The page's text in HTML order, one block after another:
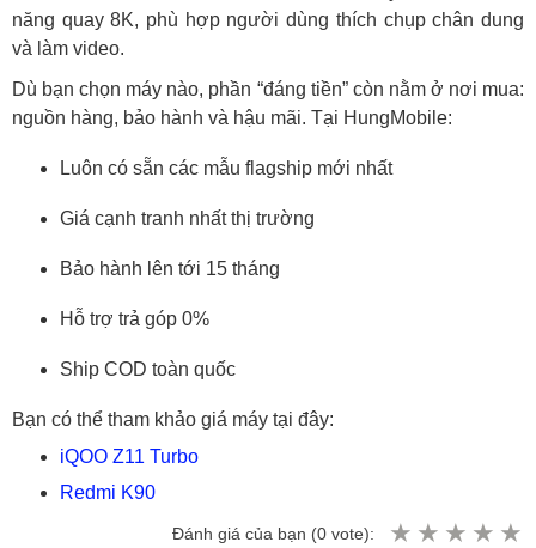
năng quay 8K, phù hợp người dùng thích chụp chân dung
và làm video.
Dù bạn chọn máy nào, phần “đáng tiền” còn nằm ở nơi mua:
nguồn hàng, bảo hành và hậu mãi. Tại HungMobile:
Luôn có sẵn các mẫu flagship mới nhất
Giá cạnh tranh nhất thị trường
Bảo hành lên tới 15 tháng
Hỗ trợ trả góp 0%
Ship COD toàn quốc
Bạn có thể tham khảo giá máy tại đây:
iQOO Z11 Turbo
Redmi K90
Đánh giá của bạn (0 vote):